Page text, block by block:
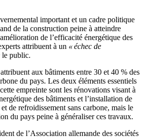
important et un cadre politique
de la construction peine à atteindre
de l’efficacité énergétique des
attribuent à un « échec de
le public.
aux bâtiments entre 30 et 40 % des
du pays. Les deux éléments essentiels
empreinte sont les rénovations visant à
des bâtiments et l’installation de
de refroidissement sans carbone, mais le
du pays peine à généraliser ces travaux.
de l’Association allemande des sociétés